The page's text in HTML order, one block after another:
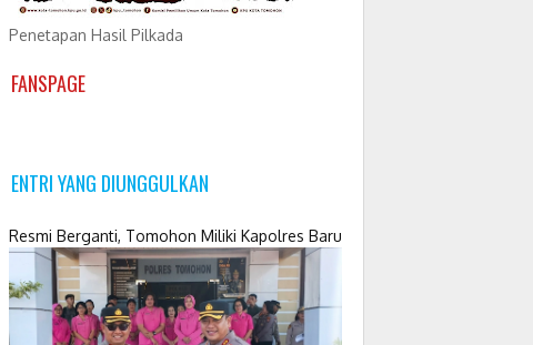
Penetapan Hasil Pilkada
FANSPAGE
ENTRI YANG DIUNGGULKAN
Resmi Berganti, Tomohon Miliki Kapolres Baru